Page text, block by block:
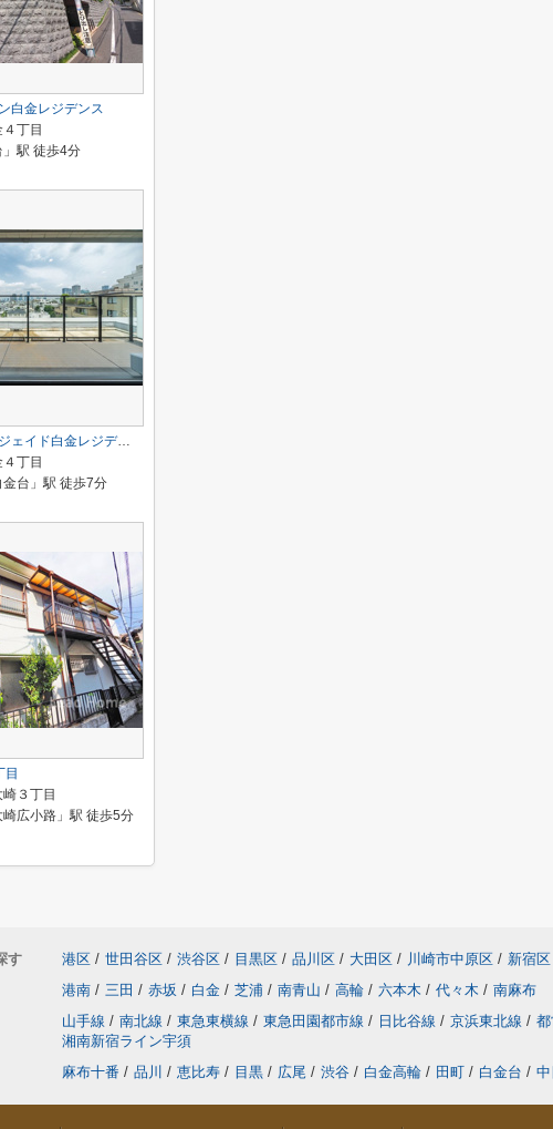
白金レジデンス
丁目
駅 徒歩4分
パーク レ・ジェイド白金レジデンス
丁目
台」駅 徒歩7分
目
３丁目
広小路」駅 徒歩5分
す 港区 / 世田谷区 / 渋谷区 / 目黒区 / 品川区 / 大田区 / 川崎市中原区 / 新宿区
港南 / 三田 / 赤坂 / 白金 / 芝浦 / 南青山 / 高輪 / 六本木 / 代々木 / 南麻布
山手線 / 南北線 / 東急東横線 / 東急田園都市線 / 日比谷線 / 京浜東北線 /
湘南新宿ライン宇須
麻布十番 / 品川 / 恵比寿 / 目黒 / 広尾 / 渋谷 / 白金高輪 / 田町 / 白金台 /